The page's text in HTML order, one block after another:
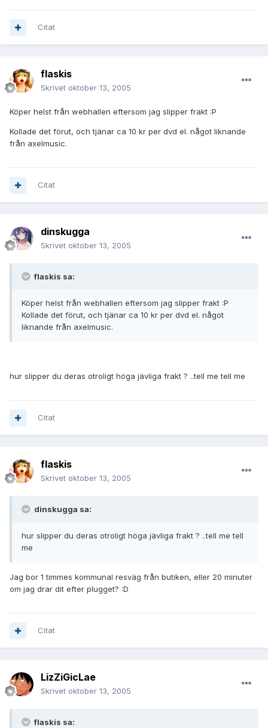
Citat
flaskis
Skrivet oktober 13, 2005
Köper helst från webhallen eftersom jag slipper frakt :P
Kollade det förut, och tjänar ca 10 kr per dvd el. något liknande
från axelmusic.
Citat
dinskugga
Skrivet oktober 13, 2005
flaskis sa:
Köper helst från webhallen eftersom jag slipper frakt :P
Kollade det förut, och tjänar ca 10 kr per dvd el. något
liknande från axelmusic.
hur slipper du deras otroligt höga jävliga frakt ? ..tell me tell me
Citat
flaskis
Skrivet oktober 13, 2005
dinskugga sa:
hur slipper du deras otroligt höga jävliga frakt ? ..tell me tell
me
Jag bor 1 timmes kommunal resväg från butiken, eller 20 minuter
om jag drar dit efter plugget? :D
Citat
LizZiGicLae
Skrivet oktober 13, 2005
flaskis sa: